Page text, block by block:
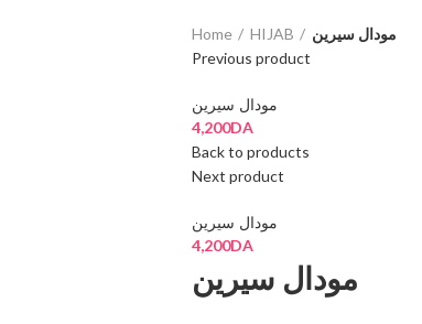
Home HIJAB
مودال سيرين
Previous product
مودال سيرين
4,200DA
Back to products
Next product
مودال سيرين
4,200DA
مودال سيرين